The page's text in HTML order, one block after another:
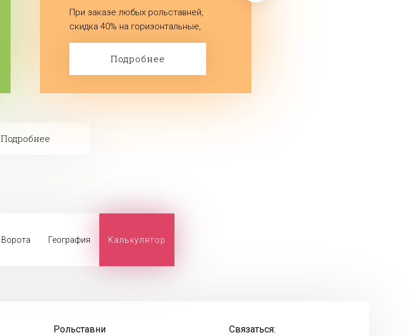
При заказе любых рольставней,
скидка 40% на горизонтальные,
вертикальные жалюзи и рулонные
Подробнее
Подробнее
Ворота География Калькулятор
Рольставни Связаться: